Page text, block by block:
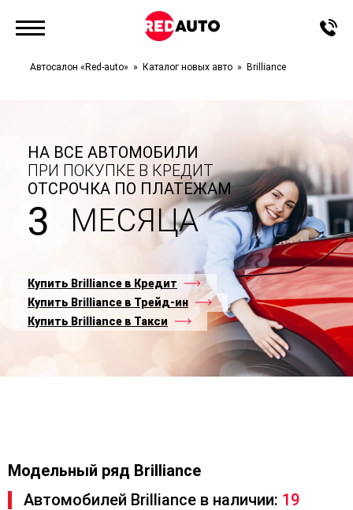
Автосалон «Red-auto» Каталог новых авто Brilliance
НА ВСЕ АВТОМОБИЛИ
ПРИ ПОКУПКЕ В КРЕДИТ
ОТСРОЧКА ПО ПЛАТЕЖАМ
3 МЕСЯЦА
Купить Brilliance в Кредит
Купить Brilliance в Трейд-ин
Купить Brilliance в Такси
Модельный ряд Brilliance
Автомобилей Brilliance в наличии: 19